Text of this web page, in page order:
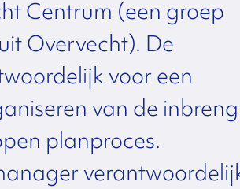
Centrum (een groep
Overvecht). De
voor een
van de inbreng
planproces.